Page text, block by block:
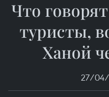
Что
туристы,
Ханой
27/04/